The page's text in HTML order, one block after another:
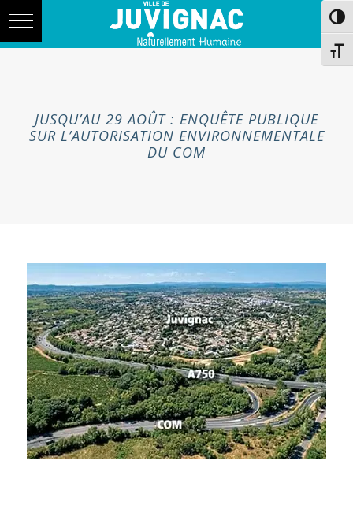
navigation
JUSQU’AU 29 AOÛT : ENQUÊTE PUBLIQUE
SUR L’AUTORISATION ENVIRONNEMENTALE
DU COM